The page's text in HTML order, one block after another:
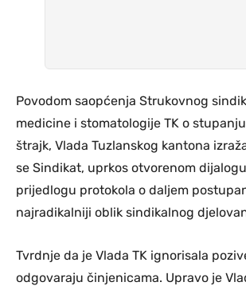
Povodom saopćenja Strukovnog
medicine i stomatologije TK o
štrajk, Vlada Tuzlanskog kantona
se Sindikat, uprkos otvorenom
prijedlogu protokola o daljem
najradikalniji oblik sindikalnog
Tvrdnje da je Vlada TK ignorisala
odgovaraju činjenicama. Upravo je